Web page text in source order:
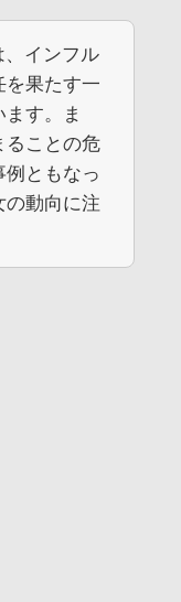
、インフル
を果たす一
す。ま
ることの危
例ともなっ
の動向に注